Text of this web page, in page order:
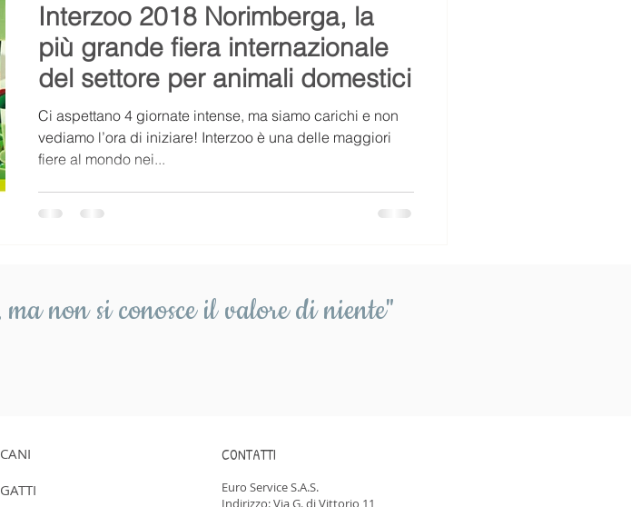
prodotti essiccati Fiera Internazionale
Interzoo 2018 Norimberga, la
più grande fiera internazionale
del settore per animali domestici
Ci aspettano 4 giornate intense, ma siamo carichi e non
vediamo l’ora di iniziare! Interzoo è una delle maggiori
fiere al mondo nei...
ma non si conosce il valore di niente"
CONTATTI
Euro Service S.A.S.
Indirizzo: Via G. di Vittorio 11